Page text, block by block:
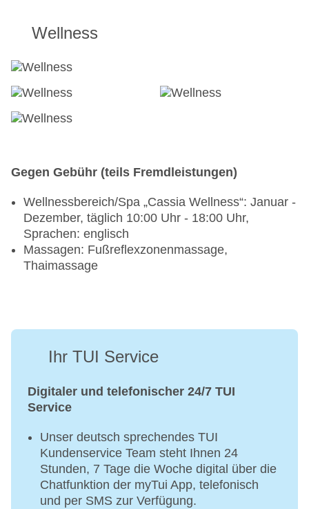
Wellness
Gegen Gebühr (teils Fremdleistungen)
Wellnessbereich/Spa „Cassia Wellness“: Januar -
Dezember, täglich 10:00 Uhr - 18:00 Uhr,
Sprachen: englisch
Massagen: Fußreflexzonenmassage,
Thaimassage
Ihr TUI Service
Digitaler und telefonischer 24/7 TUI
Service
Unser deutsch sprechendes TUI
Kundenservice Team steht Ihnen 24
Stunden, 7 Tage die Woche digital über die
Chatfunktion der myTui App, telefonisch
und per SMS zur Verfügung.